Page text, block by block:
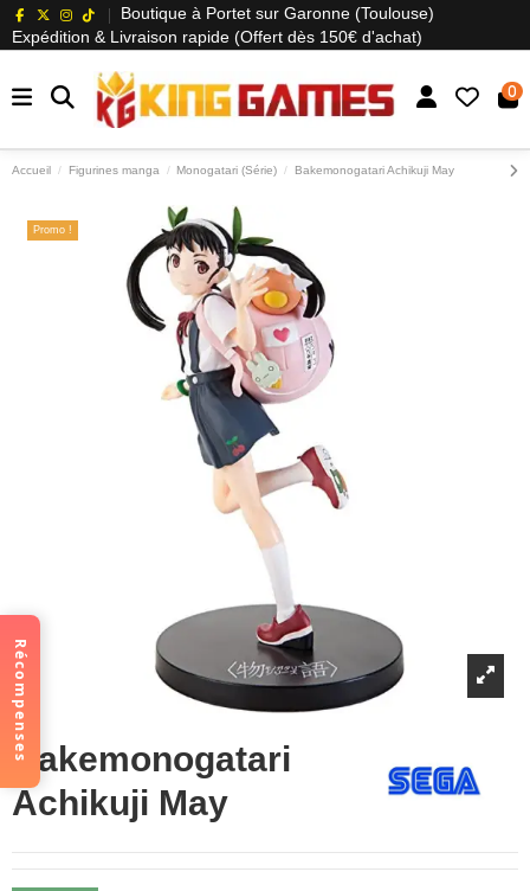
Boutique à Portet sur Garonne (Toulouse)
Expédition & Livraison rapide (Offert dès 150€ d'achat)
0
Accueil Figurines manga Monogatari (Série) Bakemonogatari Achikuji May
Promo !
Bakemonogatari
Achikuji May
Récompenses